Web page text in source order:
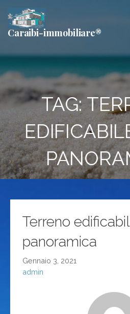
contenuto
Caraibi-immobiliare®
TAG:
Terreno
panoramica
Gennaio 3, 2021
admin